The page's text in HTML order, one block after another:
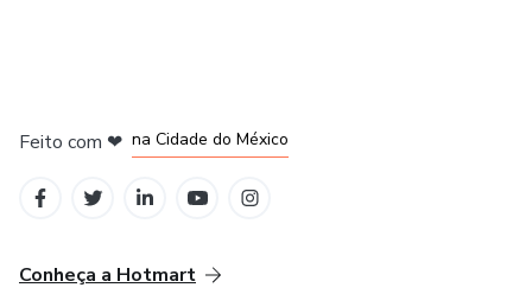
Feito com ❤ na Cidade do México
Conheça a Hotmart